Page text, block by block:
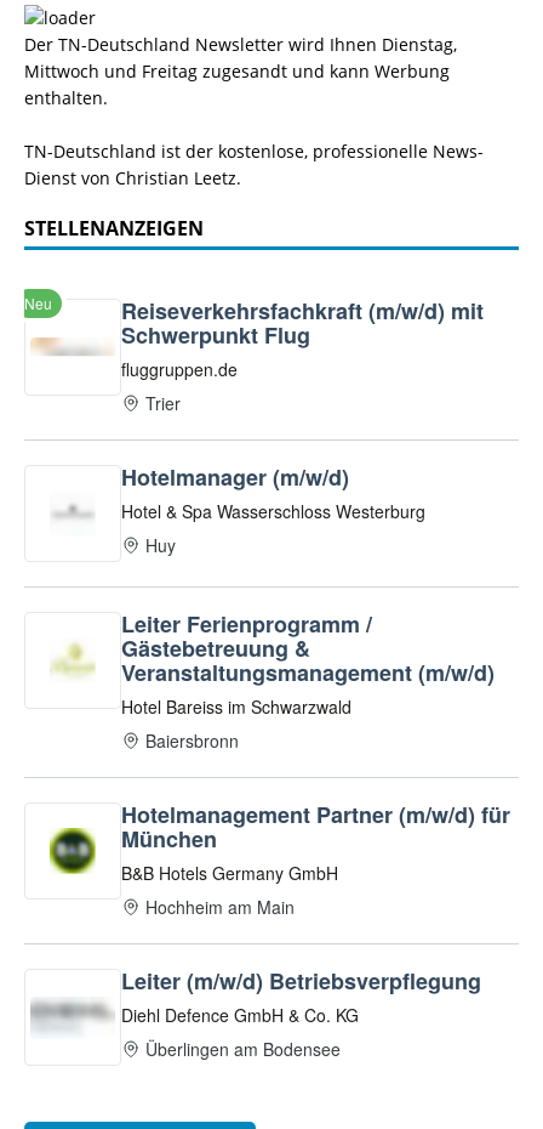
Der TN-Deutschland Newsletter wird Ihnen Dienstag,
Mittwoch und Freitag zugesandt und kann Werbung
enthalten.
TN-Deutschland ist der kostenlose, professionelle News-
Dienst von Christian Leetz.
STELLENANZEIGEN